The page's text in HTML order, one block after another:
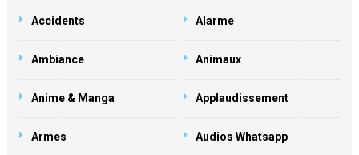
Accidents Alarme
Ambiance Animaux
Anime & Manga Applaudissement
Armes Audios Whatsapp